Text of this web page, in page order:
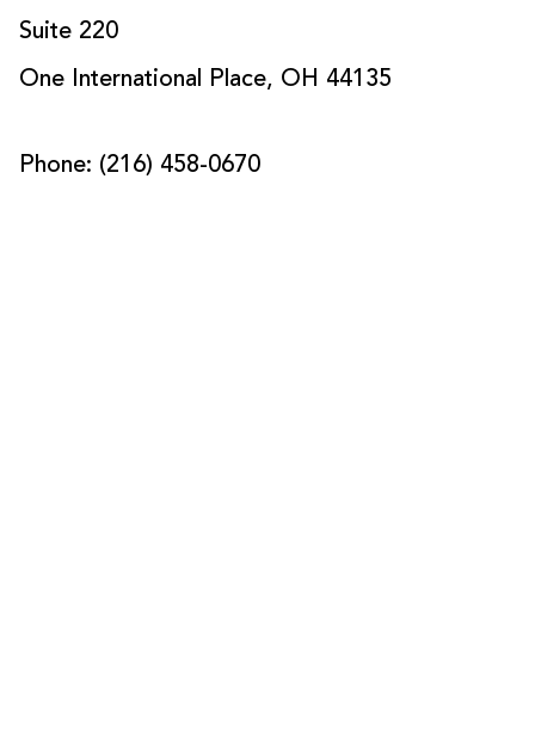
Suite 220
One International Place, OH 441 35
Phone: (21 6) 458-0670